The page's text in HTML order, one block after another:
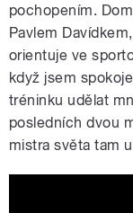
pochopením.
Pavlem
orientuje ve
když jsem
tréninku udělat
posledních dvou
mistra světa tam